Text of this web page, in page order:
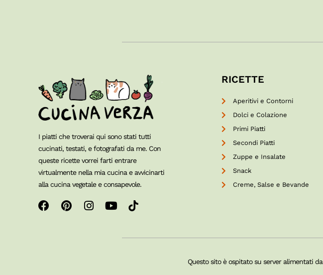
I piatti che troverai qui sono stati tutti
cucinati, testati, e fotografati da me. Con
queste ricette vorrei farti entrare
virtualmente nella mia cucina e avvicinarti
alla cucina vegetale e consapevole.
RICETTE
Aperitivi e Contorni
Dolci e Colazione
Primi Piatti
Secondi Piatti
Zuppe e Insalate
Snack
Creme, Salse e Bevande
Questo sito è ospitato su server alimentati da